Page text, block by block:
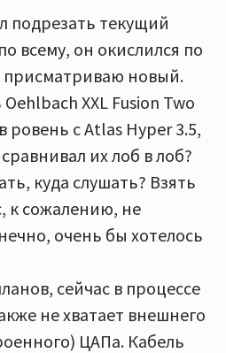
подрезать текущий
всему, он окислился по
присматриваю новый.
XXL Fusion Two
с Atlas Hyper 3.5,
их лоб в лоб?
куда слушать? Взять
к сожалению, не
очень бы хотелось
сейчас в процессе
не хватает внешнего
ЦАПа. Кабель